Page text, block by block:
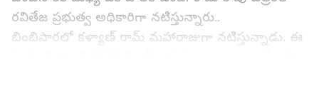
రవితేజ ప్రభుత్వ అధికారిగా నటిస్తున్నారు..
బింబిసారలో కళ్యాణ్ రామ్ మహారాజుగా నటిస్తున్నాడు. ఈ